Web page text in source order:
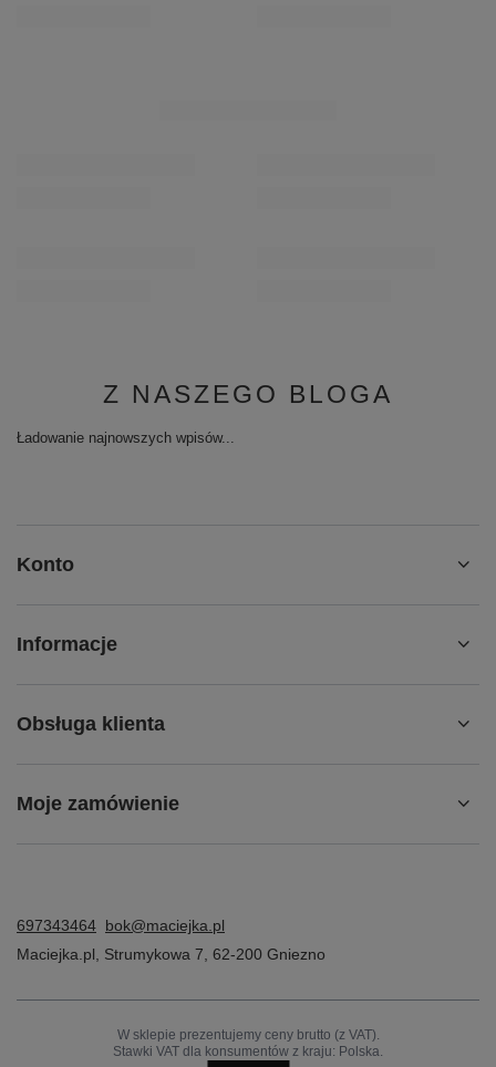
Z NASZEGO BLOGA
Ładowanie najnowszych wpisów...
Konto
Informacje
Obsługa klienta
Moje zamówienie
697343464 bok@maciejka.pl
Maciejka.pl
Strumykowa 7 62-200 Gniezno
W sklepie prezentujemy ceny brutto (z VAT).
Stawki VAT dla konsumentów z kraju: Polska